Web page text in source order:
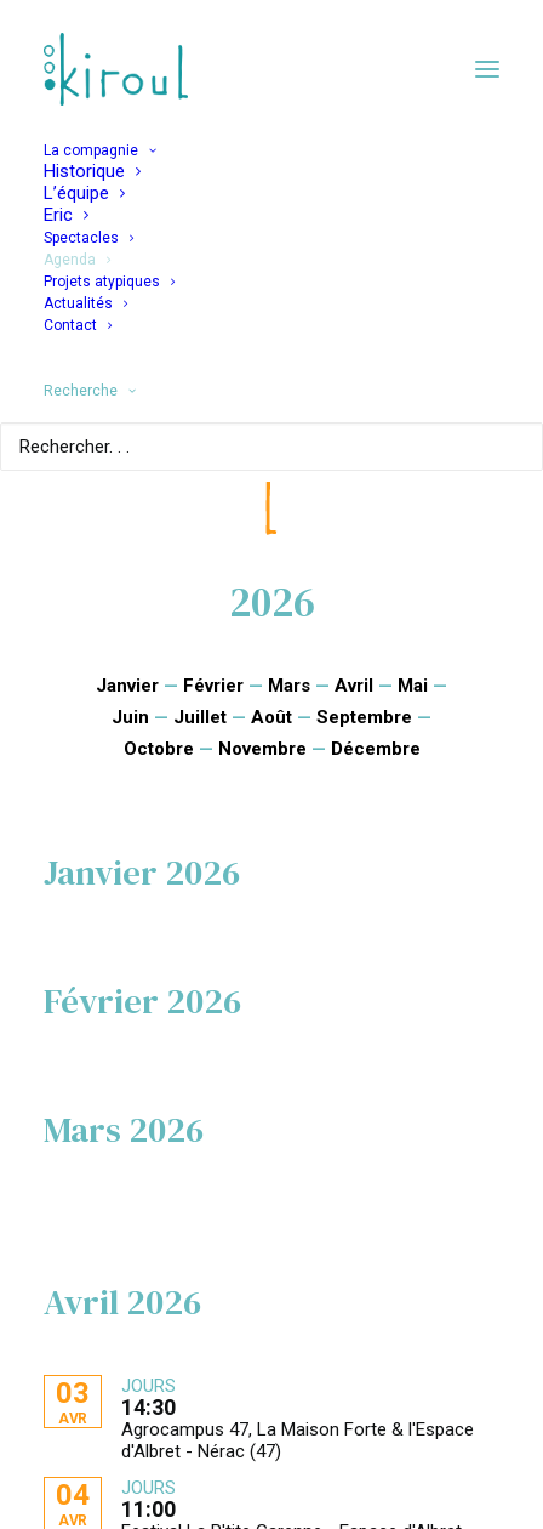
La compagnie
Historique
L’équipe
Eric
Spectacles
Agenda
Projets atypiques
Actualités
Contact
Recherche
LA BLARBLE BLEUE
2026
Janvier — Février — Mars — Avril — Mai —
Juin — Juillet — Août — Septembre —
Octobre — Novembre — Décembre
Janvier 2026
Février 2026
Mars 2026
Avril 2026
03
AVR
JOURS
14:30
Agrocampus 47, La Maison Forte & l'Espace
d'Albret - Nérac (47)
04
AVR
JOURS
11:00